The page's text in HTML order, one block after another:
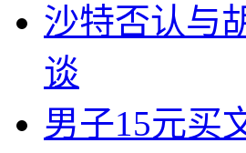
沙特否认与
谈
男子15元买